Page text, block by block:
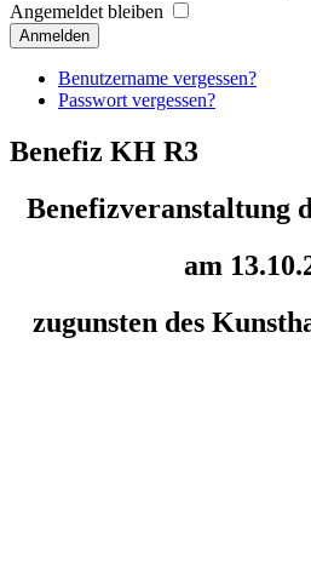
Angemeldet bleiben
Anmelden
Benutzername vergessen?
Passwort vergessen?
Benefiz KH R3
Benefizveranstaltung
am
zugunsten des